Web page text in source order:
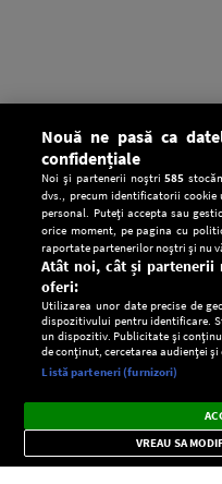
Setări:
Dark
Mode
Radio live, podcasturi,
importante.
Nouă ne pasă ca
confidențiale
Noi și partenerii noștri585
dvs., precum identificatorii
personal. Puteți accepta sau
orice moment, pe pagina cu
raportate partenerilor noștri și nu
Atât noi, cât și partenerii
oferi:
Utilizarea unor date precise de
dispozitivului pentru identificare.
un dispozitiv. Publicitate și
de conținut, cercetarea audienței
Listă parteneri (furnizori)
VREAU SA